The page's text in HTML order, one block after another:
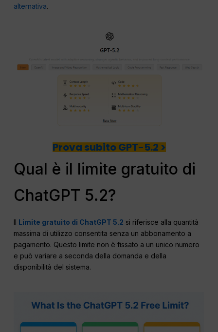
alternativa.
Prova subito GPT-5.2 >
Qual è il limite gratuito di
ChatGPT 5.2?
Limite gratuito di ChatGPT 5.2 si riferisce alla quantità
massima di utilizzo consentita senza un abbonamento a
pagamento. Questo limite non è fissato a un unico numero
e può variare a seconda della domanda e della
disponibilità del sistema.